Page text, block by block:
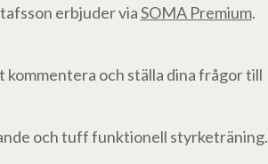
erbjuder viaSOMA Premium.
kommentera och ställa dina frågor till
och tuff funktionell styrketräning.